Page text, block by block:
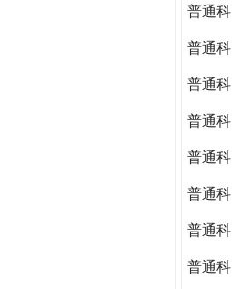
普通科
普通科
普通科
普通科
普通科
普通科
普通科
普通科